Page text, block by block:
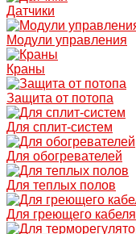
Датчики
Модули управления
Краны
Защита от потопа
Для сплит-систем
Для обогревателей
Для теплых полов
Для греющего кабеля